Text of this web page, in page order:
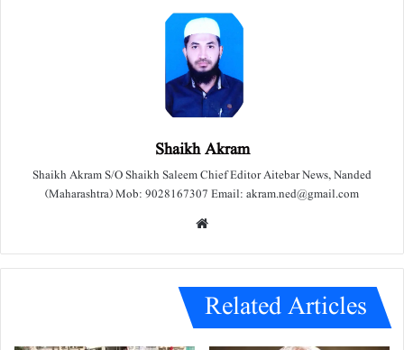
Shaikh Akram
Shaikh Akram S/O Shaikh Saleem Chief Editor Aitebar News, Nanded
(Maharashtra) Mob: 9028167307 Email: akram.ned@gmail.com
e
Related Articles